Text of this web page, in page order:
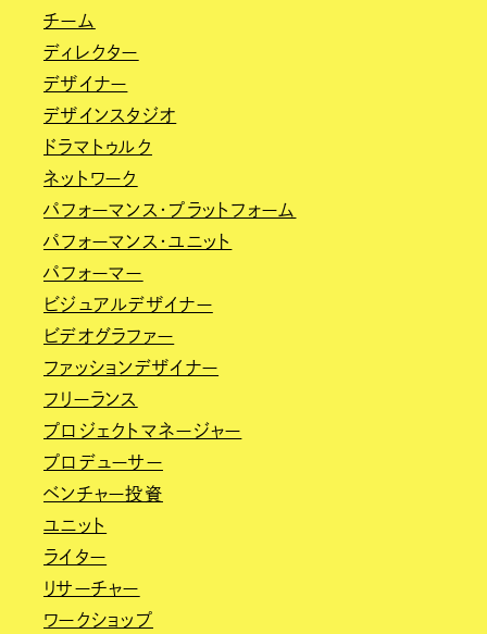
チーム
ディレクター
デザイナー
デザインスタジオ
ドラマトゥルク
ネットワーク
パフォーマンス・プラットフォーム
パフォーマンス・ユニット
パフォーマー
ビジュアルデザイナー
ビデオグラファー
ファッションデザイナー
フリーランス
プロジェクトマネージャー
プロデューサー
ベンチャー投資
ユニット
ライター
リサーチャー
ワークショップ